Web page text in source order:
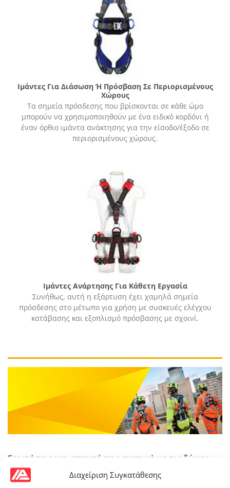
Διαχείριση Συγκατάθεσης
Ιμάντες Για Διάσωση Ή Πρόσβαση Σε Περιορισμένους
Χώρους
Τα σημεία πρόσδεσης που βρίσκονται σε κάθε ώμο
μπορούν να χρησιμοποιηθούν με ένα ειδικό κορδόνι ή
έναν όρθιο ιμάντα ανάκτησης για την είσοδο/έξοδο σε
περιορισμένους χώρους.
Ιμάντες Ανάρτησης Για Κάθετη Εργασία
Συνήθως, αυτή η εξάρτυση έχει χαμηλά σημεία
πρόσδεσης στο μέτωπο για χρήση με συσκευές ελέγχου
κατάβασης και εξοπλισμό πρόσβασης με σχοινί.
Ερωτήσεις και απαντήσεις σχετικά με τις ζώνες
αναχαίτισης πτώσης